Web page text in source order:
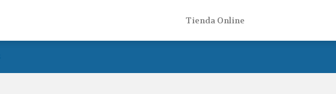
Tienda Online